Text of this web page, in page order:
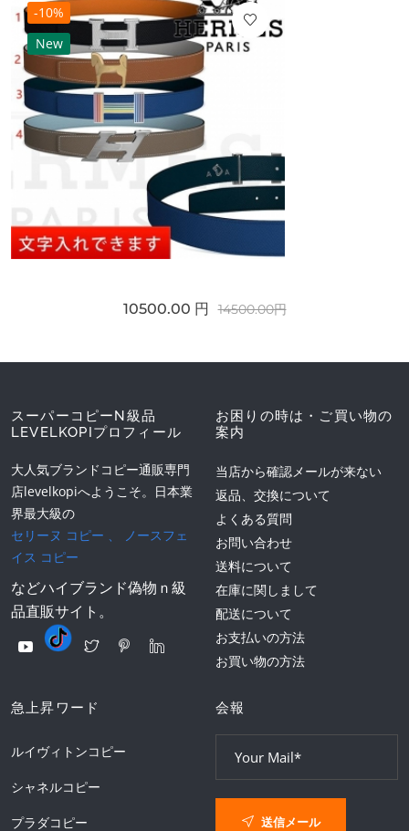
-10%
New
10500.00 円 14500.00円
スーパーコピーN級品
LEVELKOPIプロフィール
大人気ブランドコピー通販専門
店levelkopiへようこそ。日本業
界最大級の
セリーヌ コピー
ノースフェ
イス コピー
などハイブランド偽物ｎ級
品直販サイト。
お困りの時は・ご買い物の
案内
当店から確認メールが来ない
返品、交換について
よくある質問
お問い合わせ
送料について
在庫に関しまして
配送について
お支払いの方法
お買い物の方法
急上昇ワード
ルイヴィトンコピー
シャネルコピー
プラダコピー
会報
送信メール